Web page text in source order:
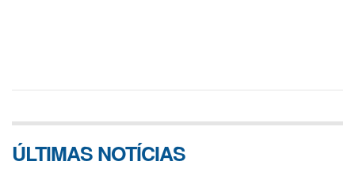
ÚLTIMAS NOTÍCIAS